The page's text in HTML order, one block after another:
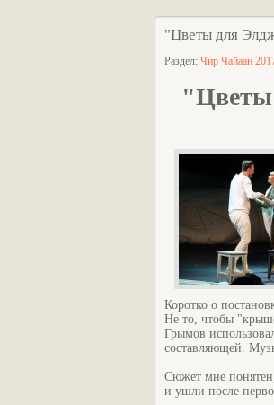
"Цветы для
Раздел: Чир Чайаан
"Цветы
Коротко о
Не то, чтобы
Грымов
составляющей.
Сюжет мне
и ушли после